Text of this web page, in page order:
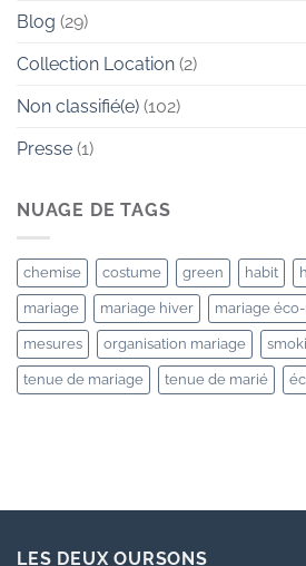
2024
Blog (29)
Collection Location (2)
Non classifié(e) (102)
Presse (1)
NUAGE DE TAGS
chemise costume green habit
mariage mariage hiver mariage
mesures organisation mariage
tenue de mariage tenue de marié
LES DEUX OURSONS